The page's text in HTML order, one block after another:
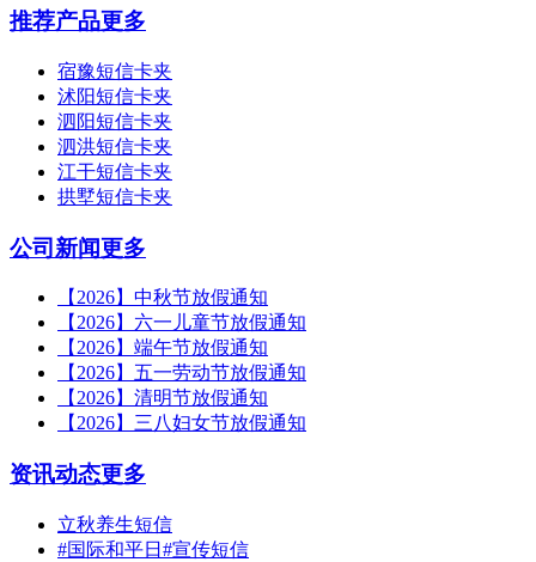
推荐产品更多
宿豫短信卡夹
沭阳短信卡夹
泗阳短信卡夹
泗洪短信卡夹
江干短信卡夹
拱墅短信卡夹
公司新闻更多
【2026】中秋节放假通知
【2026】六一儿童节放假通知
【2026】端午节放假通知
【2026】五一劳动节放假通知
【2026】清明节放假通知
【2026】三八妇女节放假通知
资讯动态更多
立秋养生短信
#国际和平日#宣传短信